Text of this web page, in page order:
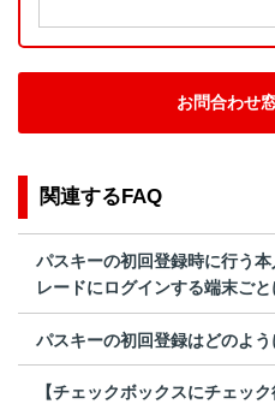
お問合わせ
関連するFAQ
パスキーの初回登録時に行う
レードにログインする端末ごと
パスキーの初回登録はどのよう
【チェックボックスにチェッ